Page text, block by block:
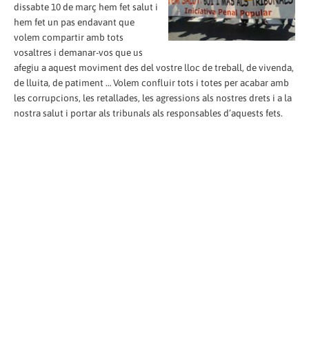
dissabte 10 de març hem fet salut i
hem fet un pas endavant que
volem compartir amb tots
vosaltres i demanar-vos que us
afegiu a aquest moviment des del vostre lloc de treball, de vivenda,
de lluita, de patiment … Volem confluir tots i totes per acabar amb
les corrupcions, les retallades, les agressions als nostres drets i a la
nostra salut i portar als tribunals als responsables d’aquests fets.